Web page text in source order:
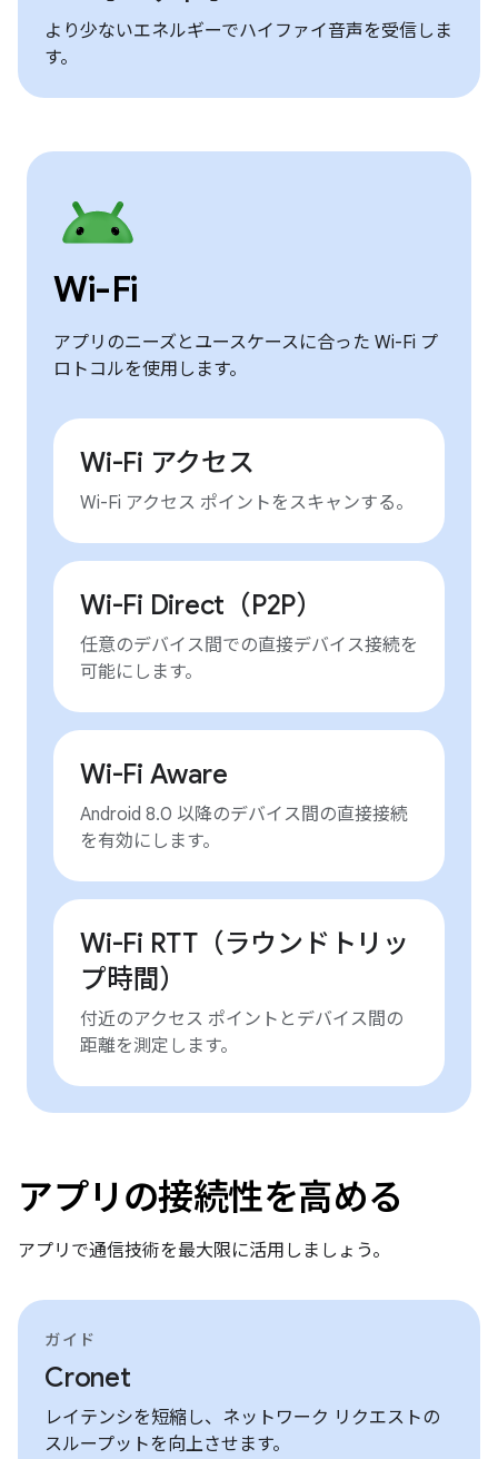
より少ないエネルギーでハイファイ音声を受信しま
す。
Wi-Fi
アプリのニーズとユースケースに合った Wi-Fi プ
ロトコルを使用します。
Wi-Fi アクセス
Wi-Fi アクセス ポイントをスキャンする。
Wi-Fi Direct（P2P）
任意のデバイス間での直接デバイス接続を
可能にします。
Wi-Fi Aware
Android 8.0 以降のデバイス間の直接接続
を有効にします。
Wi-Fi RTT（ラウンドトリッ
プ時間）
付近のアクセス ポイントとデバイス間の
距離を測定します。
アプリの接続性を高める
アプリで通信技術を最大限に活用しましょう。
ガイド
Cronet
レイテンシを短縮し、ネットワーク リクエストの
スループットを向上させます。